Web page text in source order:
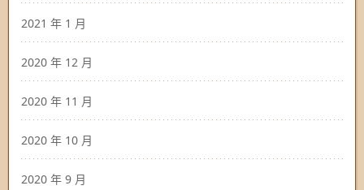
2021 年 1 月
2020 年 12 月
2020 年 11 月
2020 年 10 月
2020 年 9 月